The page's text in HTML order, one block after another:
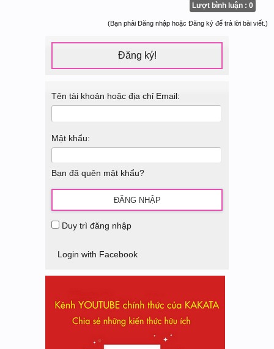
Lượt bình luận : 0
(Bạn phải Đăng nhập hoặc Đăng ký để trả lời bài viết.)
Đăng ký!
Tên tài khoản hoặc địa chỉ Email:
Mật khẩu:
Bạn đã quên mật khẩu?
Duy trì đăng nhập
Login with Facebook